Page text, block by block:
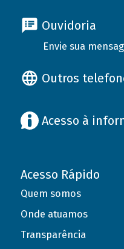
Ouvidoria
Envie sua
Outros
Acesso à
Acesso Rápido
Quem somos
Onde atuamos
Transparência